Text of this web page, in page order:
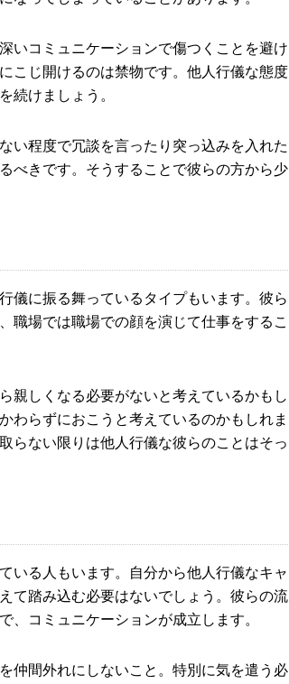
いコミュニケーションで傷つくことを避け
こじ開けるのは禁物です。他人行儀な態度
続けましょう。
い程度で冗談を言ったり突っ込みを入れた
べきです。そうすることで彼らの方から少
儀に振る舞っているタイプもいます。彼ら
職場では職場での顔を演じて仕事をするこ
親しくなる必要がないと考えているかもし
わらずにおこうと考えているのかもしれま
らない限りは他人行儀な彼らのことはそっ
いる人もいます。自分から他人行儀なキャ
て踏み込む必要はないでしょう。彼らの流
、コミュニケーションが成立します。
仲間外れにしないこと。特別に気を遣う必